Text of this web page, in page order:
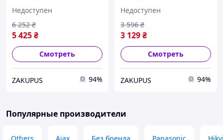
PGM (OC), RS485 Green
Недоступен
5 425₴
6 252 ₴
Смотреть
ZAKUPUS 94%
1200 bps Green
Недоступен
3 129₴
3 596 ₴
Смотреть
ZAKUPUS 94%
Популярные производители